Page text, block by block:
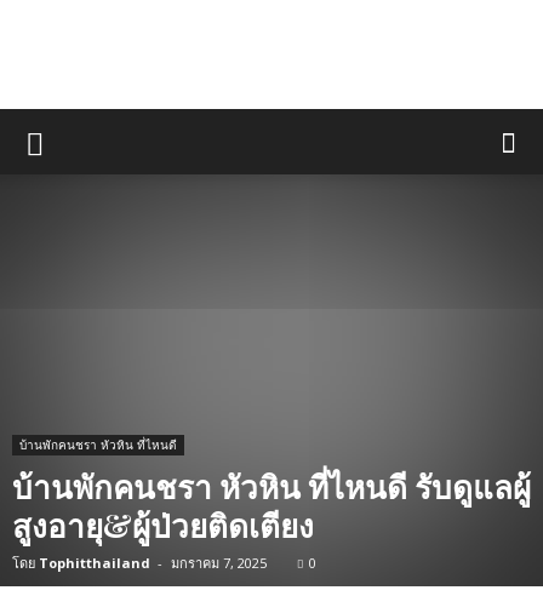
บ้านพักคนชรา หัวหิน ที่ไหนดี
บ้านพักคนชรา หัวหิน ที่ไหนดี รับดูแลผู้
สูงอายุ&ผู้ป่วยติดเตียง
โดย Tophitthailand - มกราคม 7, 2025 0